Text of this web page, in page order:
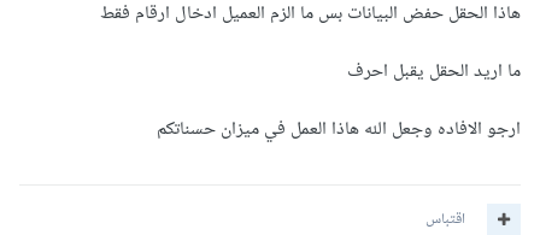
'msgNum'),
getElementById 'num');
هاذا الحقل حفض البيانات بس ما الزم العميل ادخال ارقام فقط
ما اريد الحقل يقبل احرف
ارجو الافاده وجعل الله هاذا العمل في ميزان حسناتكم
اقتباس